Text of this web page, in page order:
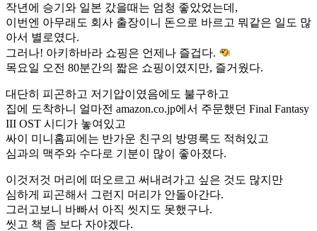
작년에 승기와 일본 갔을때는 엄청 좋았었는데,
이번엔 아무래도 회사 출장이니 돈으로 바르고 뭐같은 일도 많
아서 별로였다.
그러나! 아키하바라 쇼핑은 언제나 즐겁다.
목요일 오전 80분간의 짧은 쇼핑이였지만, 즐거웠다.
대단히 피곤하고 저기압이였음에도 불구하고
집에 도착하니 얼마전 amazon.co.jp에서 주문했던 Final Fantasy
III OST 시디가 놓여있고
싸이 미니홈피에는 반가운 친구의 방명록도 적혀있고
심과의 맥주와 수다로 기분이 많이 좋아졌다.
이것저것 머리에 떠오르고 써내려가고 싶은 것도 많지만
심하게 피곤해서 그런지 머리가 안돌아간다.
그러고보니 바빠서 아직 씻지도 못했구나.
씻고 책 좀 보다 자야겠다.